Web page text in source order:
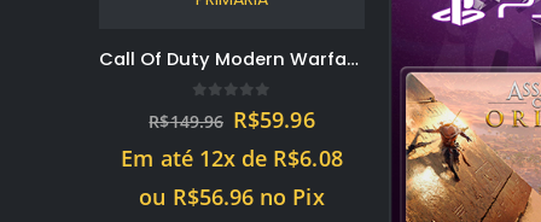
Call Of Duty Modern Warfare III – PS4 Mídia Digital PRIMARIA
R$149.96 O
original
era:
R$149.96.
R$59.96O
atual
R$59.96.
Em até 12x de R$6.08
ou R$56.96 no Pix